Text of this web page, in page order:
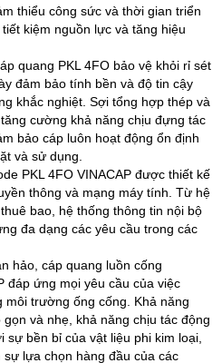
thiểu công sức và thời gian triển
kiệm nguồn lực và tăng hiệu
quang PKL 4FO bảo vệ khỏi rỉ sét
đảm bảo tính bền và độ tin cậy
khắc nghiệt. Sợi tổng hợp thép và
cường khả năng chịu đựng tác
bảo cáp luôn hoạt động ổn định
và sử dụng.
PKL 4FO VINACAP được thiết kế
thông và mạng máy tính. Từ hệ
bao, hệ thống thông tin nội bộ
đa dạng các yêu cầu trong các
hảo, cáp quang luồn cống
đáp ứng mọi yêu cầu của việc
trường ống cống. Khả năng
và nhẹ, khả năng chịu tác động
bền bỉ của vật liệu phi kim loại,
lựa chọn hàng đầu của các